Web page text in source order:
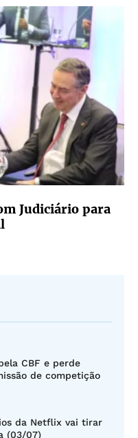
Judiciário para
CBF e perde
de competição
da Netflix vai tirar
(03/07)